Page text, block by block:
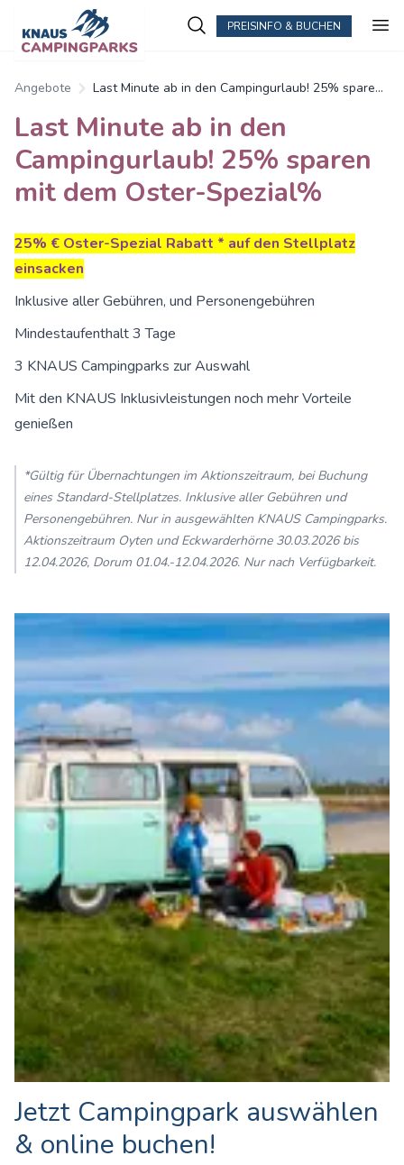
PREISINFO & BUCHEN
Angebote
Last Minute ab in den Campingurlaub! 25% sparen
Last Minute ab in den
Campingurlaub! 25% sparen
mit dem Oster-Spezial%
25% € Oster-Spezial Rabatt * auf den Stellplatz
einsacken
Inklusive aller Gebühren, und Personengebühren
Mindestaufenthalt 3 Tage
3 KNAUS Campingparks zur Auswahl
Mit den KNAUS Inklusivleistungen noch mehr Vorteile
genießen
*Gültig für Übernachtungen im Aktionszeitraum, bei Buchung
eines Standard-Stellplatzes. Inklusive aller Gebühren und
Personengebühren. Nur in ausgewählten KNAUS Campingparks.
Aktionszeitraum Oyten und Eckwarderhörne 30.03.2026 bis
12.04.2026, Dorum 01.04.-12.04.2026. Nur nach Verfügbarkeit.
Jetzt Campingpark auswählen
& online buchen!